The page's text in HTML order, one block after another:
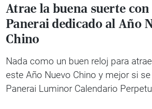
Atrae la buena suerte con
Panerai dedicado al Año
Chino
Nada como un buen reloj para
este Año Nuevo Chino y mejor si
Panerai Luminor Calendario